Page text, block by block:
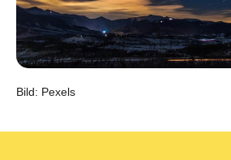
Bild: Pexels